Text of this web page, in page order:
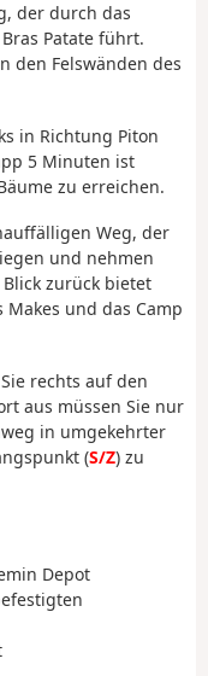
der durch das
Patate führt.
den Felswänden des
in Richtung Piton
5 Minuten ist
zu erreichen.
Weg, der
und nehmen
zurück bietet
und das Camp
rechts auf den
aus müssen Sie nur
in umgekehrter
(S/Z) zu
Depot